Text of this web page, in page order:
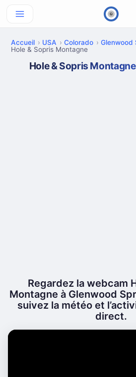
Accueil USA Colorado
Glenwood
Hole & Sopris Montagne
Hole & Sopris
Regardez la webcam
Montagne à Glenwood
suivez la météo et
direct.